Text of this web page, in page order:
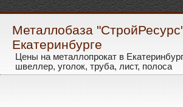
Металлобаза
Екатеринбурге
Цены на металлопрокат в
швеллер, уголок, труба, лист, полоса